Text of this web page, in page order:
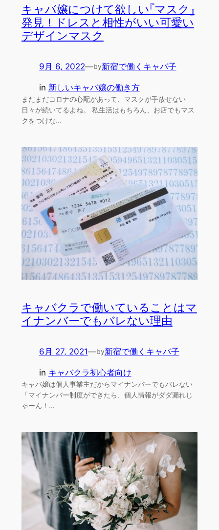
キャバ嬢につけて欲しい『マスク』
発見！ドレスと相性がいい可愛い
デザインマスク
9月 6, 2022—by新宿で働くキャバ子
in 新しいキャバ嬢の働き方
まだまだコロナの心配があって、マスクが手放せない
日々が続いてるよね。 私生活はもちろん、お店でもマス
クをつけな…
キャバクラで働いていることはマ
イナンバーでもバレない理由
6月 27, 2021—by新宿で働くキャバ子
in キャバクラ初心者向け
キャバ嬢は個人事業主だからマイナンバーでもバレない
「マイナンバー制度ができたら、個人情報がダダ漏れじ
ゃーん！…